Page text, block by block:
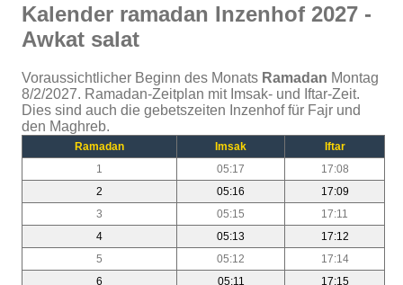
Kalender ramadan Inzenhof 2027 -
Awkat salat
Voraussichtlicher Beginn des Monats Ramadan Montag
8/2/2027. Ramadan-Zeitplan mit Imsak- und Iftar-Zeit.
Dies sind auch die gebetszeiten Inzenhof für Fajr und
den Maghreb.
Ramadan Imsak
Iftar
1
05:17
17:08
2
05:16
17:09
3
05:15
17:11
4
05:13
17:12
5
05:12
17:14
6
05:11
17:15